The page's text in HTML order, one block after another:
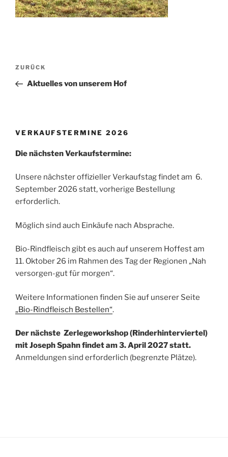
Beitragsnavigation
Vorheriger
Beitrag
ZURÜCK
Aktuelles von unserem Hof
VERKAUFSTERMINE 2026
Die nächsten Verkaufstermine:
Unsere nächster offizieller Verkaufstag findet am 6.
September 2026 statt, vorherige Bestellung
erforderlich.
Möglich sind auch Einkäufe nach Absprache.
Bio-Rindfleisch gibt es auch auf unserem Hoffest am
11. Oktober 26 im Rahmen des Tag der Regionen „Nah
versorgen-gut für morgen“.
Weitere Informationen finden Sie auf unserer Seite
„Bio-Rindfleisch Bestellen“.
Der nächste Zerlegeworkshop (Rinderhinterviertel)
mit Joseph Spahn findet am 3. April 2027 statt.
Anmeldungen sind erforderlich (begrenzte Plätze).